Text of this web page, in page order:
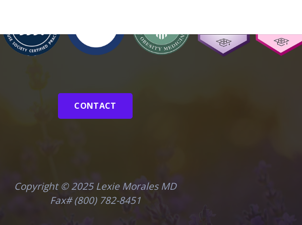
CONTACT
Copyright © 2025 Lexie Morales MD
Fax# (800) 782-8451